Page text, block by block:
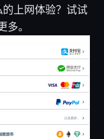
上网体验？试试
。